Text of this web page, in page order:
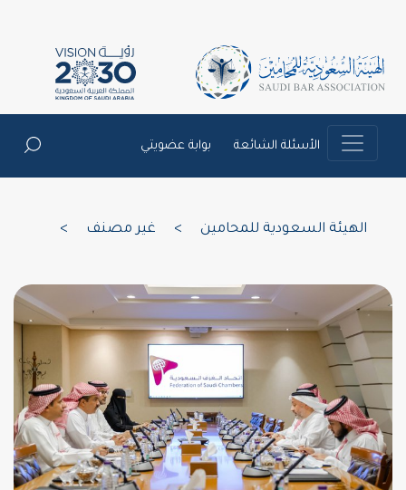
الأسئلة الشائعة بوابة عضويتي
الهيئة السعودية للمحامين غير مصنف